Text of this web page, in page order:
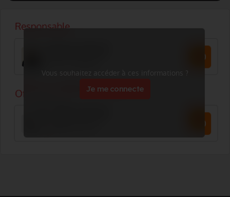
Vous souhaitez accéder à ces informations ?
Je me connecte